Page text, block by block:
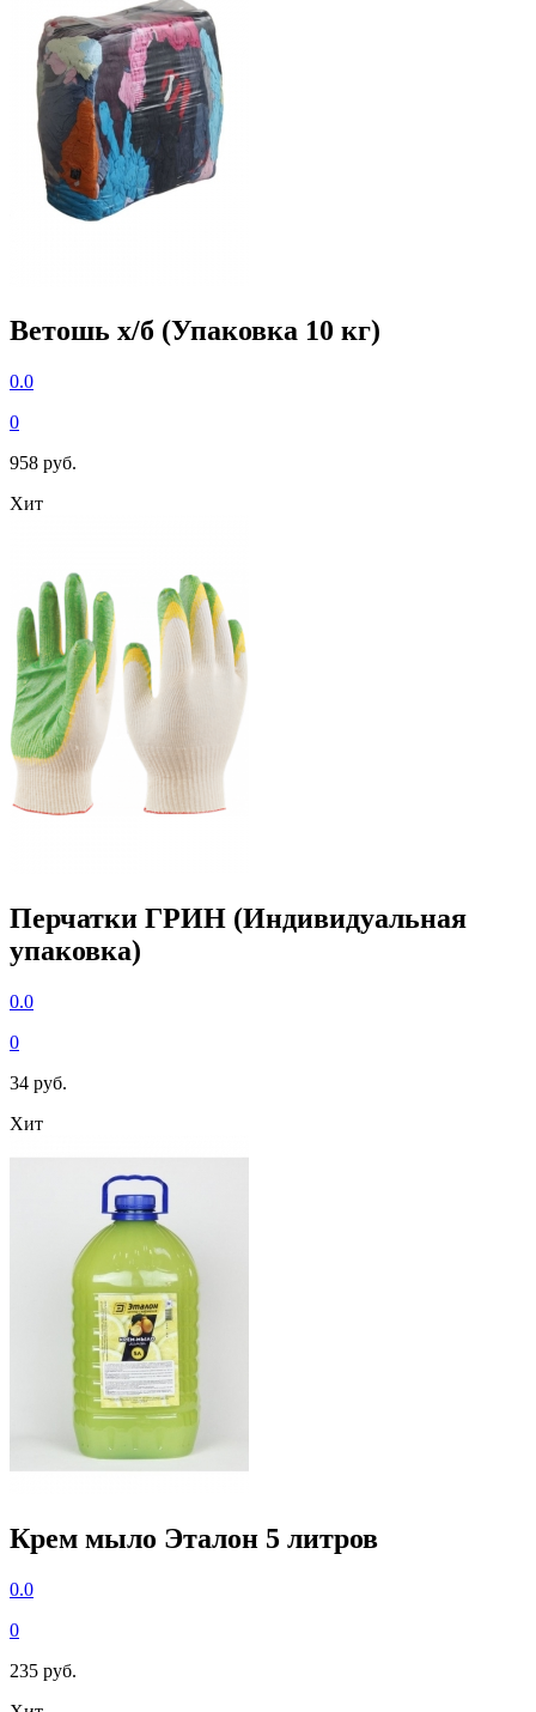
Ветошь х/б (Упаковка 10 кг)
0.0
0
958 руб.
Хит
Перчатки ГРИН (Индивидуальная
упаковка)
0.0
0
34 руб.
Хит
Крем мыло Эталон 5 литров
0.0
0
235 руб.